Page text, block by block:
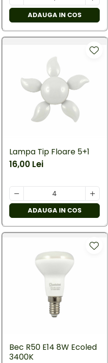
ADAUGA IN COS
Lampa Tip Floare 5+1
16,00 Lei
ADAUGA IN COS
Bec R50 E14 8W Ecoled
3400K